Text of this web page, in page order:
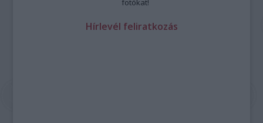
fotókat!
Hírlevél feliratkozás